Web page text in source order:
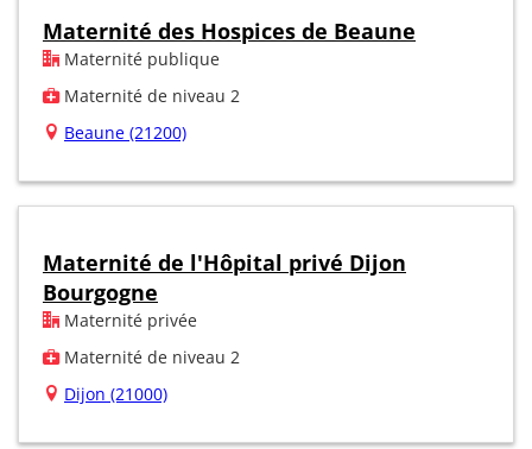
Maternité des Hospices de Beaune
Maternité publique
Maternité de niveau 2
Beaune (21200)
Maternité de l'Hôpital privé Dijon
Bourgogne
Maternité privée
Maternité de niveau 2
Dijon (21000)